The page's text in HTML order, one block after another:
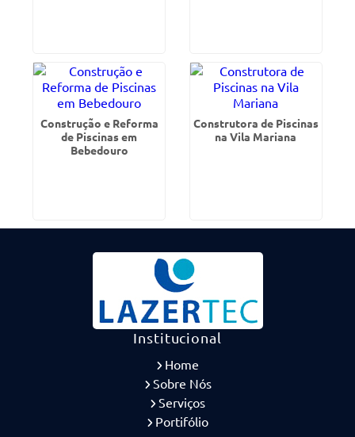
Construção e Reforma
de Piscinas em
Bebedouro
Construtora de Piscinas
na Vila Mariana
Institucional
Home
Sobre Nós
Serviços
Portifólio